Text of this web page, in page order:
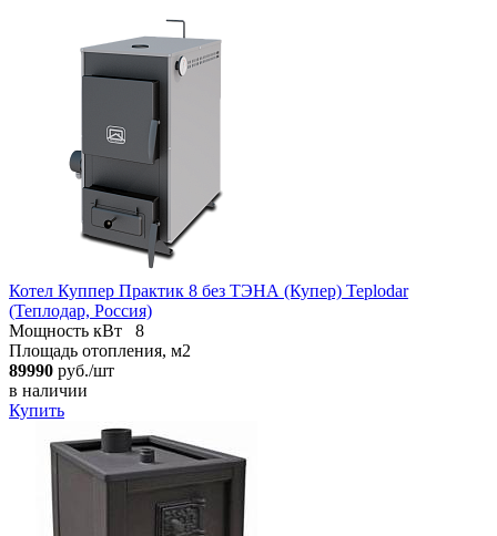
Котел Куппер Практик 8 без ТЭНА (Купер) Teplodar
(Теплодар, Россия)
Мощность кВт
8
Площадь отопления, м2
89990 руб./шт
в наличии
Купить